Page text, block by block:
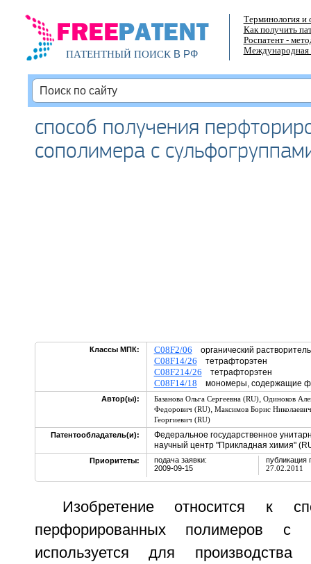
ПАТЕНТНЫЙ ПОИСКВ РФ
Терминология и
Как получить
Роспатент -
Международная
способ получения
сополимера с
Классы МПК: C08F2/06 органический растворитель
C08F14/26 тетрафторэтен
C08F214/26 тетрафторэтен
C08F14/18 мономеры, содержащие
Автор(ы): Базанова Ольга Сергеевна (RU), Одиноков
Федорович (RU), Максимов Борис
Георгиевич (RU)
Патентообладатель(и):
Федеральное государственное
научный центр "Прикладная химия"
Приоритеты:
подача заявки:
2009-09-15
публикация
27.02.2011
Изобретение относится к
перфорированных полимеров с
используется для производства